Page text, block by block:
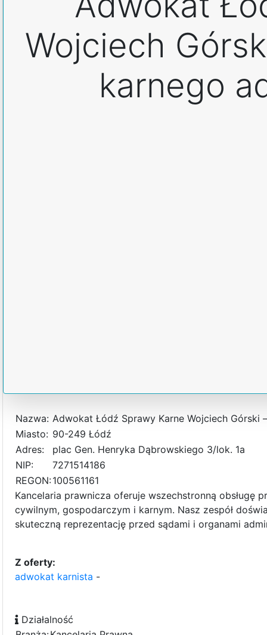
Wojciech
karnego
Nazwa: Adwokat Łódź Sprawy Karne Wojciech
Miasto: 90-249 Łódź
Adres:
plac Gen. Henryka Dąbrowskiego 3/lok. 1a
NIP:
7271514186
REGON:100561161
Kancelaria prawnicza oferuje wszechstronną
cywilnym, gospodarczym i karnym. Nasz zespół
skuteczną reprezentację przed sądami i organami
Z oferty:
adwokat karnista -
Działalność